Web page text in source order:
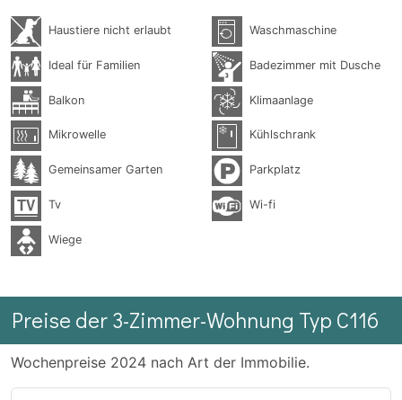
Haustiere nicht erlaubt Waschmaschine
Ideal für Familien Badezimmer mit Dusche
Balkon Klimaanlage
Mikrowelle Kühlschrank
Gemeinsamer Garten Parkplatz
Tv Wi-fi
Wiege
Preise der 3-Zimmer-Wohnung Typ C116
Wochenpreise 2024 nach Art der Immobilie.